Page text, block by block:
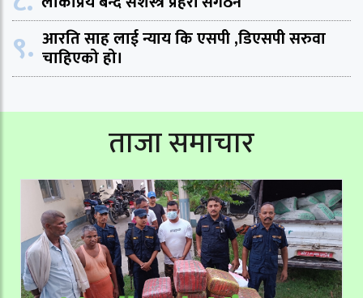
९. आरति साह लाई न्याय कि एसपी ,डिएसपी सरुवा
चाहिएको हो।
ताजा समाचार